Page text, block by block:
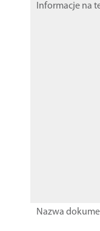
Informacje na
Nazwa